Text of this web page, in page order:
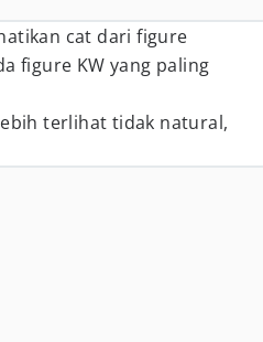
cat dari figure
figure KW yang paling
terlihat tidak natural,